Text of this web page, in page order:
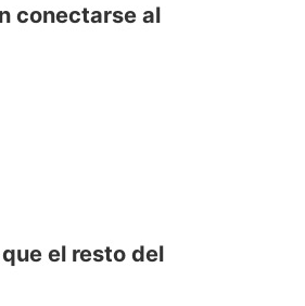
conectarse al
el resto del